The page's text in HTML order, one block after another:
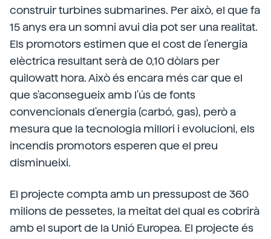
construir turbines submarines. Per això, el que fa
15 anys era un somni avui dia pot ser una realitat.
Els promotors estimen que el cost de l'energia
elèctrica resultant serà de 0,10 dòlars per
quilowatt hora. Això és encara més car que el
que s'aconsegueix amb l'ús de fonts
convencionals d'energia (carbó, gas), però a
mesura que la tecnologia millori i evolucioni, els
incendis promotors esperen que el preu
disminueixi.
El projecte compta amb un pressupost de 360
milions de pessetes, la meitat del qual es cobrirà
amb el suport de la Unió Europea. El projecte és